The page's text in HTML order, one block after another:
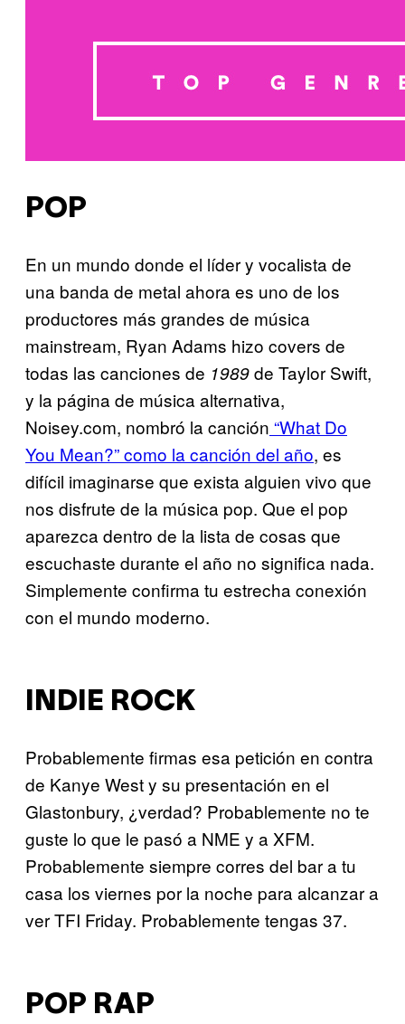
POP
En un mundo donde el líder y vocalista de
una banda de metal ahora es uno de los
productores más grandes de música
mainstream, Ryan Adams hizo covers de
todas las canciones de 1989de Taylor Swift,
y la página de música alternativa,
Noisey.com, nombró la canción “What Do
You Mean?” como la canción del año, es
difícil imaginarse que exista alguien vivo que
nos disfrute de la música pop. Que el pop
aparezca dentro de la lista de cosas que
escuchaste durante el año no significa nada.
Simplemente confirma tu estrecha conexión
con el mundo moderno.
INDIE ROCK
Probablemente firmas esa petición en contra
de Kanye West y su presentación en el
Glastonbury, ¿verdad? Probablemente no te
guste lo que le pasó a NME y a XFM.
Probablemente siempre corres del bar a tu
casa los viernes por la noche para alcanzar a
ver TFI Friday. Probablemente tengas 37.
POP RAP